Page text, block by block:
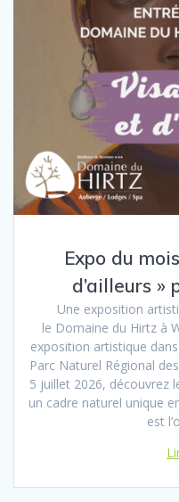
Expo du
d’ailleurs »
Une exposition
le Domaine du Hirtz à
exposition artistique
Parc Naturel Régional
5 juillet 2026, découvrez
un cadre naturel unique
est